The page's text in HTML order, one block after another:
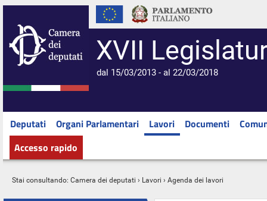
XVII
dal 15/03/2013 - al 22/03/2018
Deputati Organi Parlamentari Lavori Documenti
Accesso rapido
Stai consultando: Camera dei deputati › Lavori › Agenda dei lavori